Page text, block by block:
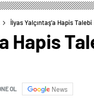
İlyas Yalçıntaş’a Hapis Talebi
Hapis
OL News